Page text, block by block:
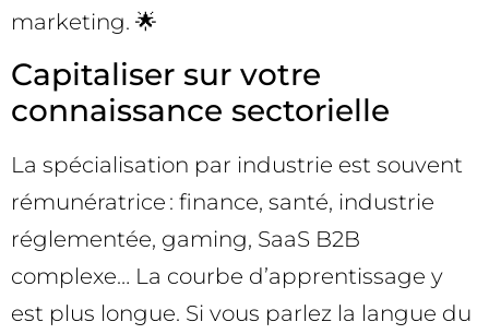
marketing. 🌟
Capitaliser sur votre
connaissance sectorielle
La spécialisation par industrie est souvent
rémunératrice : finance, santé, industrie
réglementée, gaming, SaaS B2B
complexe… La courbe d’apprentissage y
est plus longue. Si vous parlez la langue du